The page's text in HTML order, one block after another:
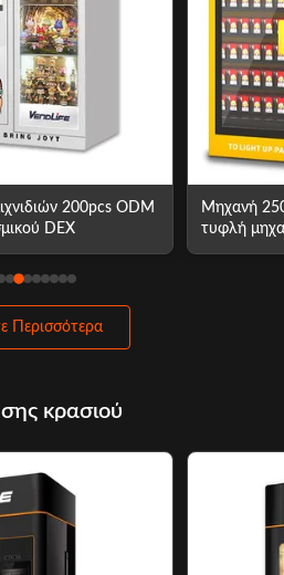
200pcs ODM
DEX
Μηχανή
τυφλή
Περισσότερα
κρασιού